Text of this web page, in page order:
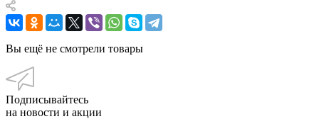
Вы ещё не смотрели товары
Подписывайтесь
на новости и акции